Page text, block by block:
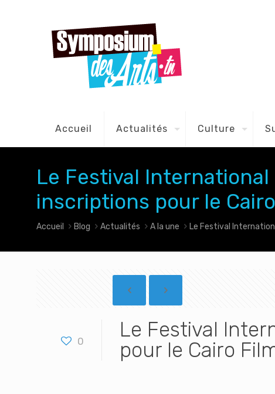
Accueil Actualités Culture
Le Festival
inscriptions pour le
Accueil Blog Actualités A la une Le Festival
0
Le Festival
pour le Cairo